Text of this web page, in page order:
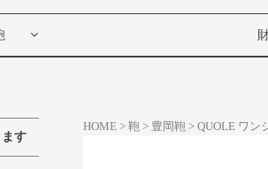
HOME 鞄 豊岡鞄 QUOLE ワン
す